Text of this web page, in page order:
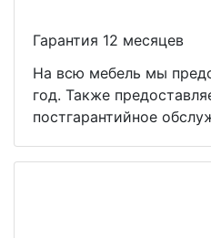
Гарантия 12 месяцев
На всю мебель мы
год. Также
постгарантийное